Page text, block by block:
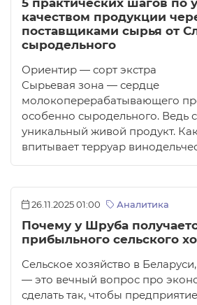
5 практических шагов по
качеством продукции
поставщиками сырья от
сыродельного
Ориентир — сорт экстра
Сырьевая зона — сердце
молокоперерабатывающего
особенно сыродельного. Ведь
уникальный живой продукт.
впитывает терруар
26.11.2025 01:00 Аналитика
Почему у Шруба
прибыльного сельского
Сельское хозяйство в
— это вечный вопрос про
сделать так, чтобы